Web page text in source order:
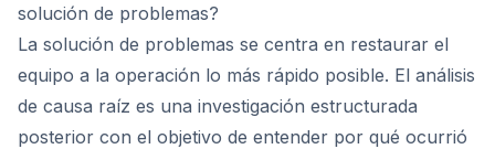
solución de problemas?
La solución de problemas se centra en restaurar el
equipo a la operación lo más rápido posible. El análisis
de causa raíz es una investigación estructurada
posterior con el objetivo de entender por qué ocurrió